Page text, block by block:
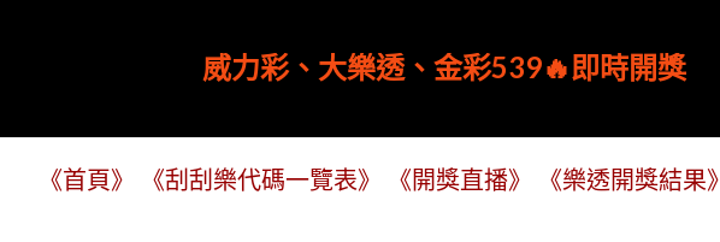
威力彩、大樂透、金彩539🔥即時開獎
《首頁》 《刮刮樂代碼一覽表》 《開獎直播》 《樂透開獎結果》